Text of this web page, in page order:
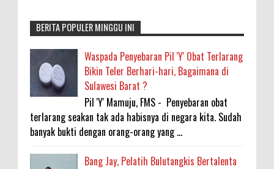
BERITA POPULER MINGGU INI
Waspada Penyebaran Pil 'Y' Obat Terlarang
Bikin Teler Berhari-hari, Bagaimana di
Sulawesi Barat ?
Pil 'Y' Mamuju, FMS - Penyebaran obat
terlarang seakan tak ada habisnya di negara kita. Sudah
banyak bukti dengan orang-orang yang ...
Bang Jay, Pelatih Bulutangkis Bertalenta